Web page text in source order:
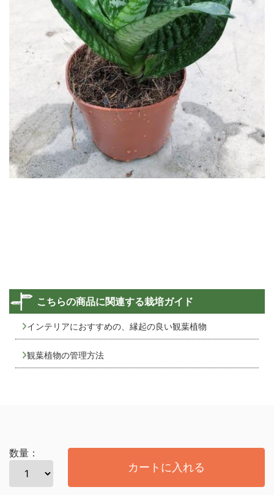
こちらの商品に関連する栽培ガイド
インテリアにおすすめの、縁起の良い観葉植物
観葉植物の管理方法
数量：
カートに入れる